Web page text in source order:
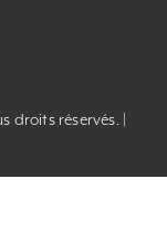
droits réservés. |